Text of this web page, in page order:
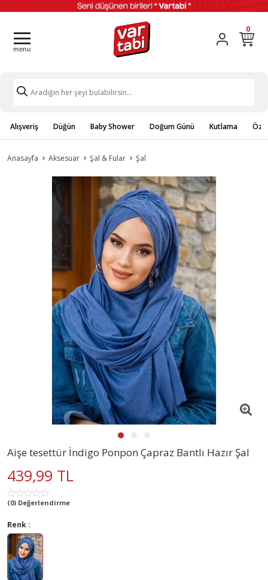
0
Alışveriş Düğün Baby Shower Doğum Günü Kutlama
Anasayfa Aksesuar Şal & Fular Şal
Aişe tesettür İndigo Ponpon Çapraz Bantlı Hazır Şal
439,99 TL
(0) Değerlendirme
Renk :